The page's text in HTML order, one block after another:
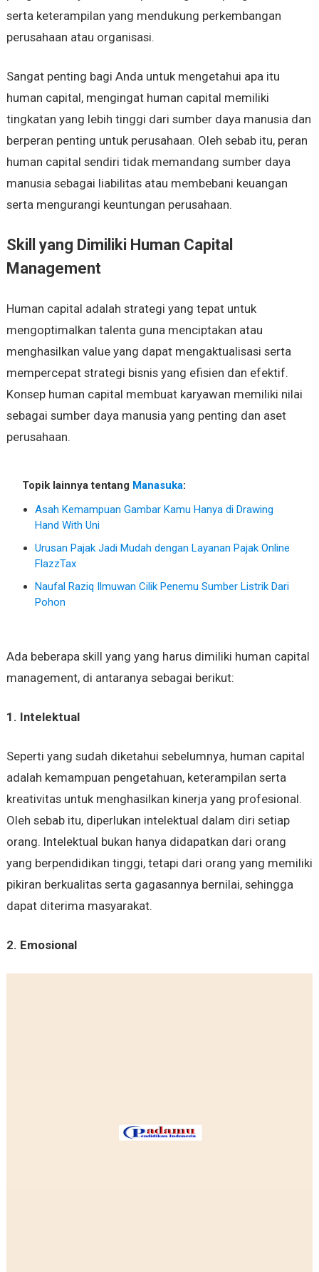
serta keterampilan yang mendukung perkembangan
perusahaan atau organisasi.
Sangat penting bagi Anda untuk mengetahui apa itu
human capital, mengingat human capital memiliki
tingkatan yang lebih tinggi dari sumber daya manusia dan
berperan penting untuk perusahaan. Oleh sebab itu, peran
human capital sendiri tidak memandang sumber daya
manusia sebagai liabilitas atau membebani keuangan
serta mengurangi keuntungan perusahaan.
Skill yang Dimiliki Human Capital
Management
Human capital adalah strategi yang tepat untuk
mengoptimalkan talenta guna menciptakan atau
menghasilkan value yang dapat mengaktualisasi serta
mempercepat strategi bisnis yang efisien dan efektif.
Konsep human capital membuat karyawan memiliki nilai
sebagai sumber daya manusia yang penting dan aset
perusahaan.
Topik lainnya tentang Manasuka:
Asah Kemampuan Gambar Kamu Hanya di Drawing
Hand With Uni
Urusan Pajak Jadi Mudah dengan Layanan Pajak Online
FlazzTax
Naufal Raziq Ilmuwan Cilik Penemu Sumber Listrik Dari
Pohon
Ada beberapa skill yang yang harus dimiliki human capital
management, di antaranya sebagai berikut:
1. Intelektual
Seperti yang sudah diketahui sebelumnya, human capital
adalah kemampuan pengetahuan, keterampilan serta
kreativitas untuk menghasilkan kinerja yang profesional.
Oleh sebab itu, diperlukan intelektual dalam diri setiap
orang. Intelektual bukan hanya didapatkan dari orang
yang berpendidikan tinggi, tetapi dari orang yang memiliki
pikiran berkualitas serta gagasannya bernilai, sehingga
dapat diterima masyarakat.
2. Emosional